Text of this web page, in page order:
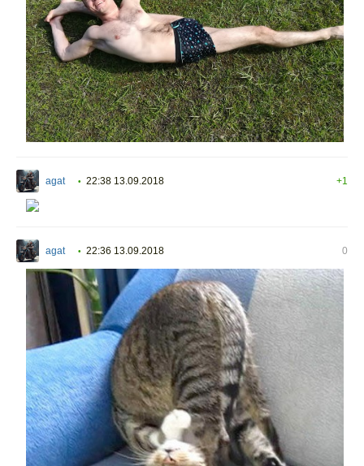
agat • 22:38 13.09.2018 +1
agat • 22:36 13.09.2018 0